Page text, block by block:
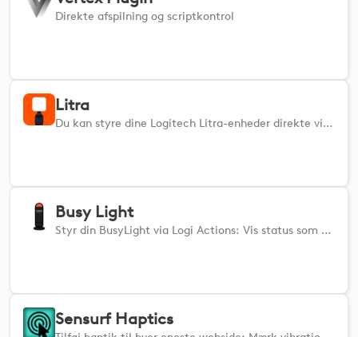
Direkte afspilning og scriptkontrol
Litra
Du kan styre dine Logitech Litra-enheder direkte via MX Creative Console eller Actions Ring.
Busy Light
Styr din BusyLight via Logi Actions: Vis status som »optaget«, »ledig« eller »hovedtelefoner på« med et enkelt tryk.
Sensurf Haptics